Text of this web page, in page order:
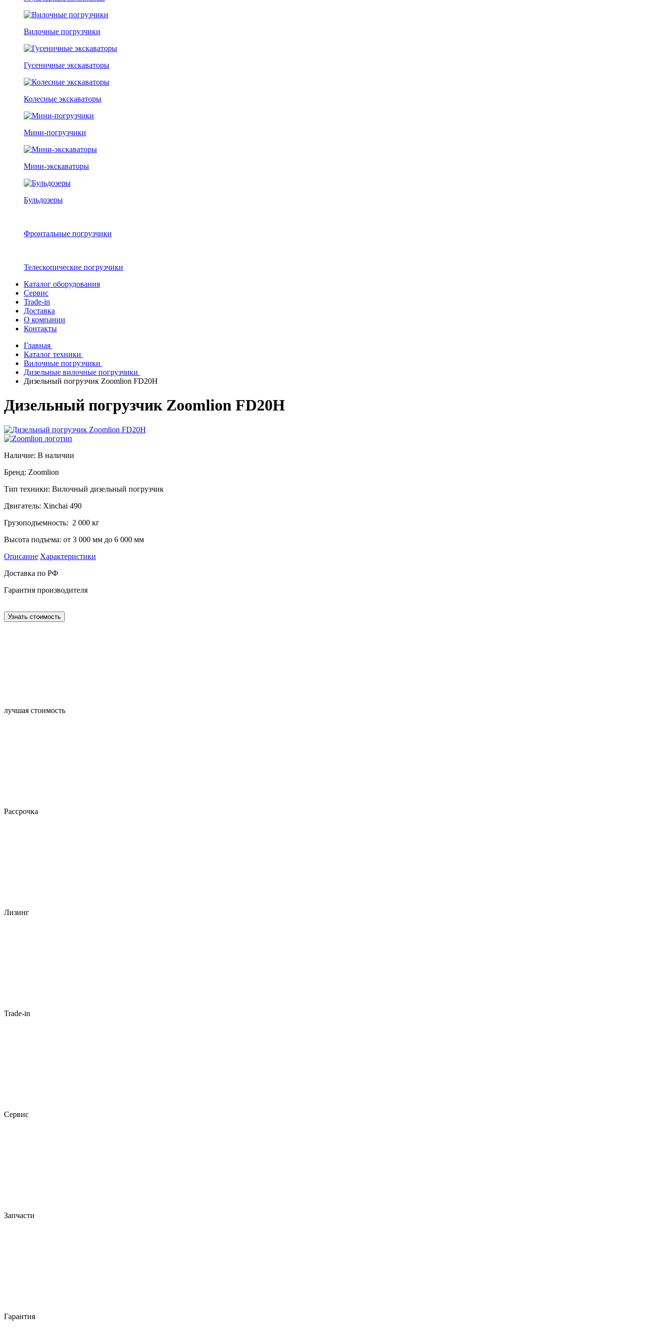
Вилочные погрузчики
Гусеничные экскаваторы
Колесные экскаваторы
Мини-погрузчики
Мини-экскаваторы
Бульдозеры
Фронтальные погрузчики
Телескопические погрузчики
Каталог оборудования
Сервис
Trade-in
Доставка
О компании
Контакты
Главная
Каталог техники
Вилочные погрузчики
Дизельные вилочные погрузчики
Дизельный погрузчик Zoomlion FD20H
Дизельный погрузчик Zoomlion FD20H
Наличие: В наличии
Бренд: Zoomlion
Тип техники: Вилочный дизельный погрузчик
Двигатель: Xinchai 490
Грузоподъемность: 2 000 кг
Высота подъема: от 3 000 мм до 6 000 мм
Описание Характеристики
Доставка по РФ
Гарантия производителя
Узнать стоимость
лучшая стоимость
Рассрочка
Лизинг
Trade-in
Сервис
Запчасти
Гарантия